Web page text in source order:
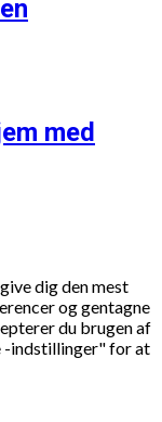
med
dig den mest
og gentagne
du brugen af
-indstillinger" for at